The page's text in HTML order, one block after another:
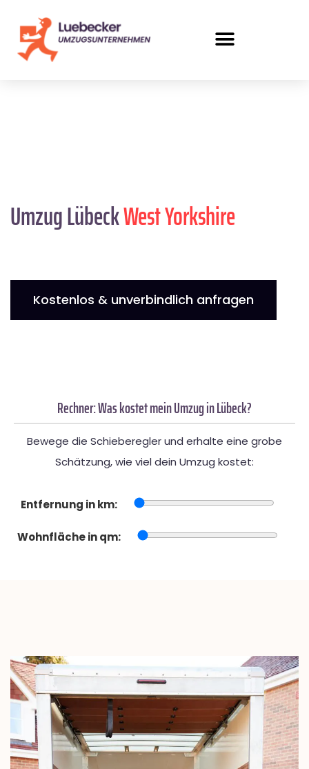
Umzug LübeckWest Yorkshire
Kostenlos & unverbindlich anfragen
Rechner: Was kostet mein Umzug in Lübeck?
Bewege die Schieberegler und erhalte eine grobe
Schätzung, wie viel dein Umzug kostet:
Entfernung in km:
Wohnfläche in qm: